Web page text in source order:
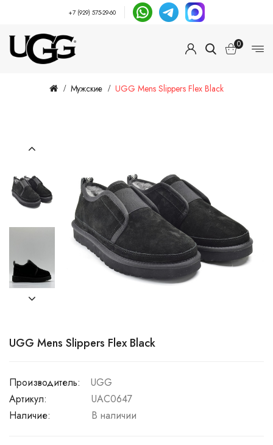
+7 (929) 575-29-60
0
Мужские UGG Mens Slippers Flex Black
UGG Mens Slippers Flex Black
Производитель:
UGG
Артикул:
UAC0647
Наличие:
В наличии